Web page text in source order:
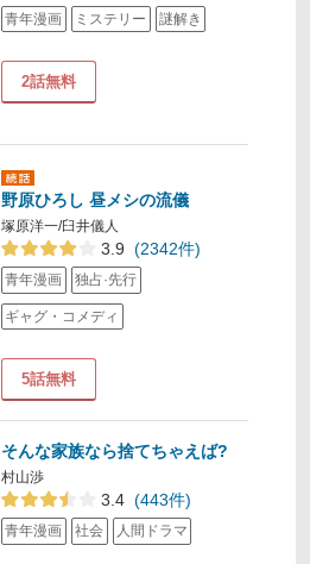
青年漫画 ミステリー 謎解き
2話無料
野原ひろし 昼メシの流儀
塚原洋一/臼井儀人
3.9 (2342件)
青年漫画 独占·先行
ギャグ・コメディ
5話無料
そんな家族なら捨てちゃえば?
村山渉
3.4 (443件)
青年漫画 社会 人間ドラマ